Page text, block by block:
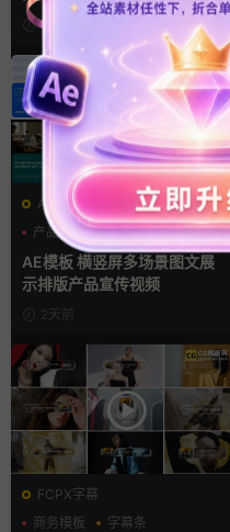
3小时前
AE模板
产品介绍
产品宣传
产品展示
AE模板 横竖屏多场景图文展
示排版产品宣传视频
2天前
FCPX字幕
商务模板
字幕条